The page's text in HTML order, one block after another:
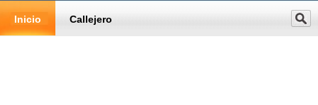
Inicio Callejero